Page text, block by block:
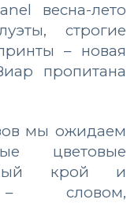
весна-лето
строгие
– новая
пропитана
мы ожидаем
цветовые
крой и
– словом,